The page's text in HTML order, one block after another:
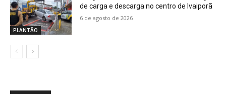
PLANTÃO
de carga e descarga no centro de Ivaiporã
6 de agosto de 2026